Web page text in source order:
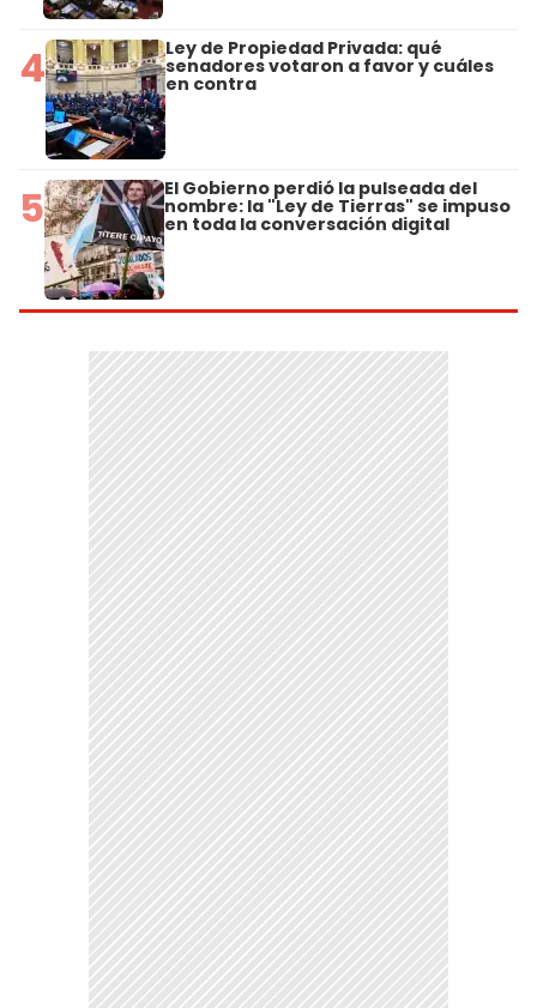
4 Ley de Propiedad Privada: qué
senadores votaron a favor y cuáles
en contra
5 El Gobierno perdió la pulseada del
nombre: la "Ley de Tierras" se impuso
en toda la conversación digital